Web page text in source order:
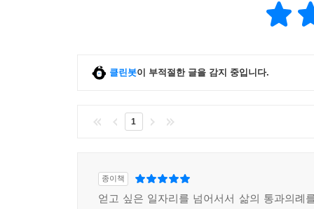
클린봇이 부적절한 글을 감지 중입니다.
1
종이책
얻고 싶은 일자리를 넘어서서 삶의 통과의례